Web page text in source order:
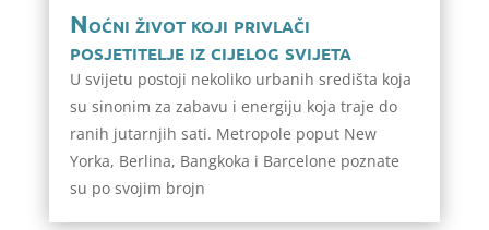
Noćni život koji privlači
posjetitelje iz cijelog svijeta
U svijetu postoji nekoliko urbanih središta koja
su sinonim za zabavu i energiju koja traje do
ranih jutarnjih sati. Metropole poput New
Yorka, Berlina, Bangkoka i Barcelone poznate
su po svojim brojn